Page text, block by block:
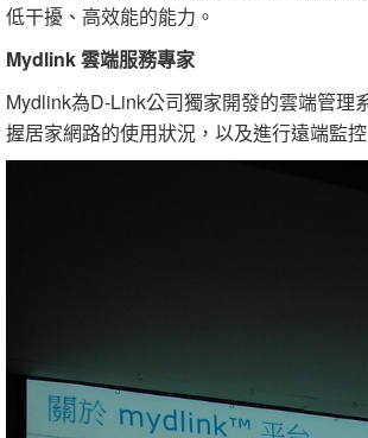
低干擾、高效能的能力。
Mydlink 雲端服務專家
Mydlink為D-Link公司獨家開發的雲端管理
握居家網路的使用狀況，以及進行遠端監